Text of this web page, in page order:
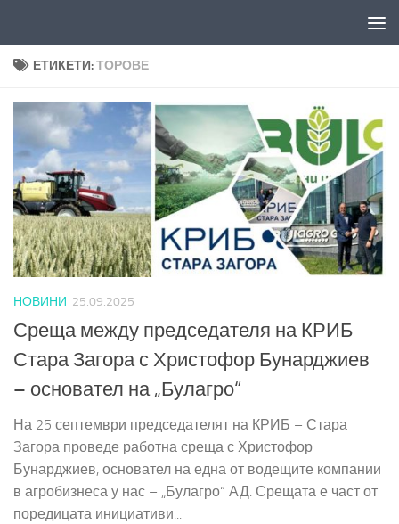
ЕТИКЕТИ:ТОРОВЕ
НОВИНИ 25.09.2025
Среща между председателя на КРИБ
Стара Загора с Христофор Бунарджиев
– основател на „Булагро“
На 25 септември председателят на КРИБ – Стара
Загора проведе работна среща с Христофор
Бунарджиев, основател на една от водещите компании
в агробизнеса у нас – „Булагро“ АД. Срещата е част от
поредицата инициативи...